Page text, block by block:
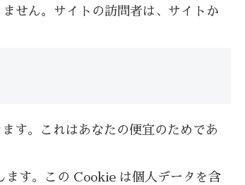
せん。サイトの訪問者は、サイトか
す。これはあなたの便宜のためであ
ます。この Cookie は個人データを含